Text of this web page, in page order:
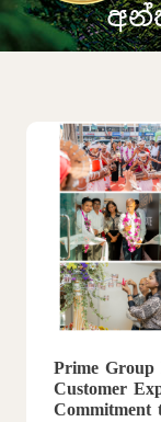
Prime Group
Customer
Commitment